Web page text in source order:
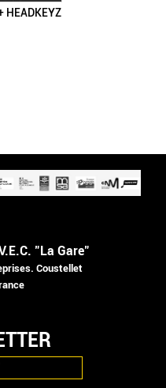
HEADKEYZ
"La Gare"
Coustellet